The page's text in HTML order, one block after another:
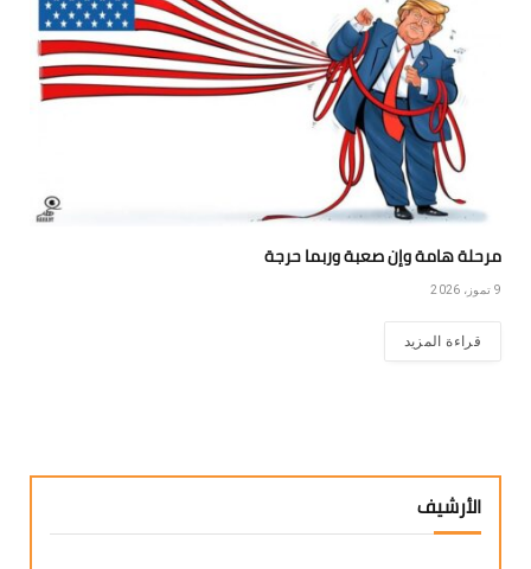
مرحلة هامة وإن صعبة وربما حرجة
9 تموز، 2026
قراءة المزيد
الأرشيف